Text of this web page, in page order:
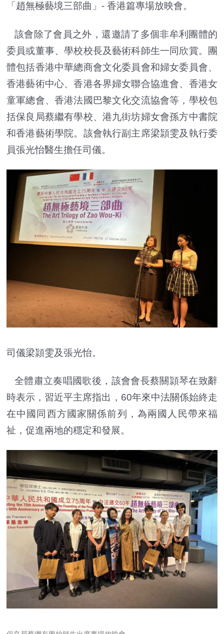
「趙無極藝境三部曲」- 香港篇專場放映會。
該會除了會員之外，還邀請了多個非牟利團體的
委員或董事、學校校長及藝術科師生一同欣賞。團
體包括香港中華總商會文化委員會和婦女委員會、
香港藝術中心、香港各界婦女聯合協進會、香港女
童軍總會、香港法國巴黎文化交流協會等，學校包
括保良局蔡繼有學校、港九街坊婦女會孫方中書院
和香港藝術學院。該會執行副主席梁頴雯及執行委
員張光怡醫生擔任司儀。
司儀梁頴雯及張光怡。
全體肅立奏唱國歌後，該會會長蔡關頴琴在致辭
時表示，習近平主席指出，60年來中法關係始終走
在中國同西方國家關係前列，為兩國人民帶來福
祉，促進兩地的穩定和發展。